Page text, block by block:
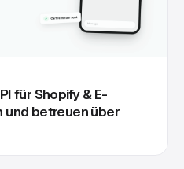
für Shopify & E-
und betreuen über